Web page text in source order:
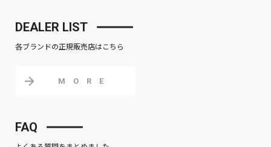
DEALER LIST
各ブランドの正規販売店はこちら
MORE
FAQ